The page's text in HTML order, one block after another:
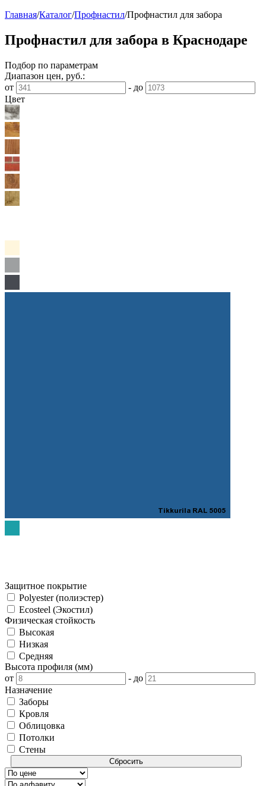
Главная/Каталог/Профнастил/Профнастил для забора
Профнастил для забора в Краснодаре
Подбор по параметрам
Диапазон цен, руб.:
от
- до
Цвет
Защитное покрытие
Polyester (полиэстер)
Ecosteel (Экостил)
Физическая стойкость
Высокая
Низкая
Средняя
Высота профиля (мм)
от
- до
Назначение
Заборы
Кровля
Облицовка
Потолки
Стены
Сбросить